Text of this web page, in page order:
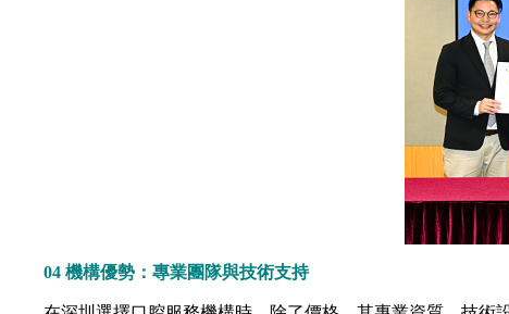
04 機構優勢：專業團隊與技術支持